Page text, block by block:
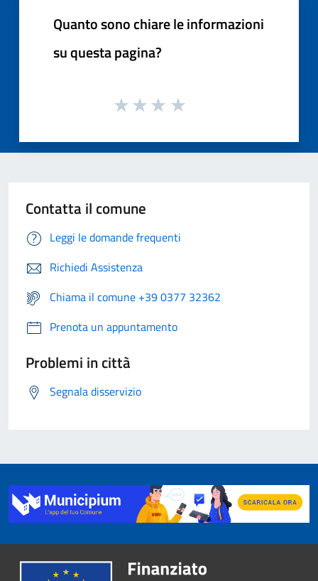
Quanto sono chiare le informazioni
su questa pagina?
Contatta il comune
Leggi le domande frequenti
Richiedi Assistenza
Chiama il comune +39 0377 32362
Prenota un appuntamento
Problemi in città
Segnala disservizio